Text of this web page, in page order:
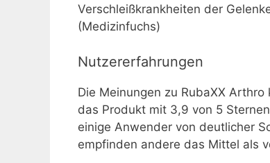
Verschleißkrankheiten der
(Medizinfuchs)
Nutzererfahrungen
Die Meinungen zu RubaXX
das Produkt mit 3,9 von 5
einige Anwender von deutlicher
empfinden andere das Mittel als